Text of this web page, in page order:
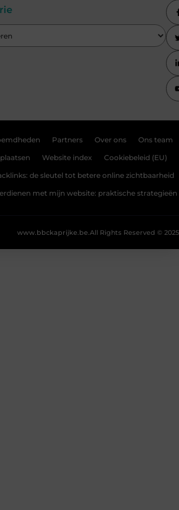
Partners Over ons Ons team
Website index Cookiebeleid (EU)
de sleutel tot betere online zichtbaarheid
met mijn website: praktische strategieën
All Rights Reserved © 2025
www.bbckaprijke.be.